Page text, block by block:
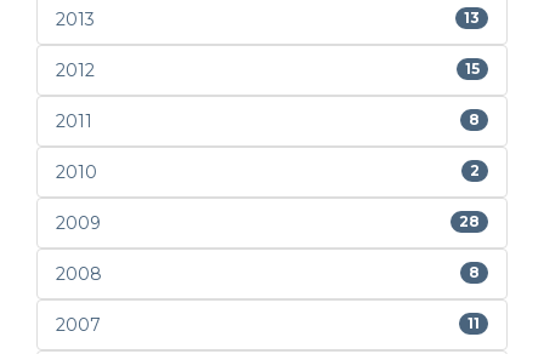
2013 13
2012 15
2011 8
2010 2
2009 28
2008 8
2007 11